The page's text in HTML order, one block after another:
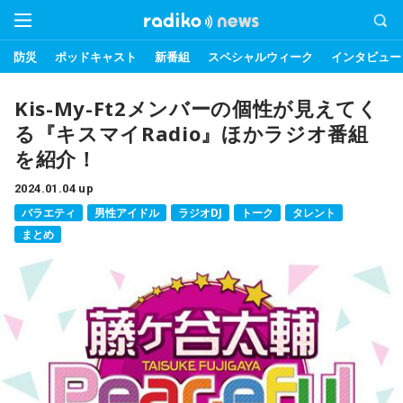
防災 ポッドキャスト 新番組 スペシャルウィーク インタビュー
Kis-My-Ft2メンバーの個性が見えてく
る『キスマイRadio』ほかラジオ番組
を紹介！
2024.01.04 up
バラエティ 男性アイドル ラジオDJ トーク
タレント
まとめ